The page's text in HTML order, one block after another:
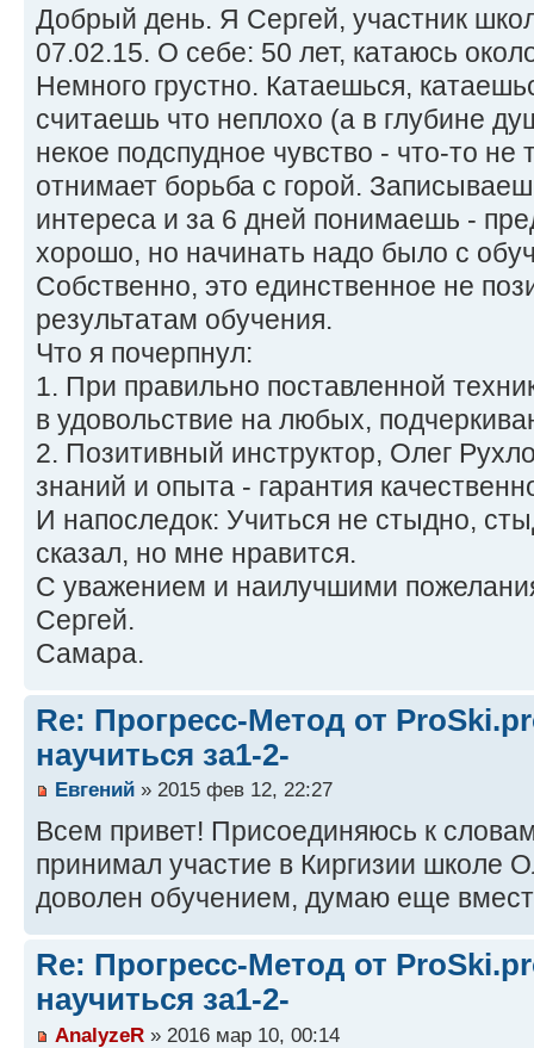
Добрый день. Я Сергей, участник
07.02.15. О себе: 50 лет, катаюсь
Немного грустно. Катаешься,
считаешь что неплохо (а в глубине
некое подспудное чувство - что-то не
отнимает борьба с горой.
интереса и за 6 дней понимаешь -
хорошо, но начинать надо было с
Собственно, это единственное не
результатам обучения.
Что я почерпнул:
1. При правильно поставленной
в удовольствие на любых,
2. Позитивный инструктор, Олег
знаний и опыта - гарантия
И напоследок: Учиться не стыдно,
сказал, но мне нравится.
С уважением и наилучшими
Сергей.
Самара.
Re: Прогресс-Метод от
научиться за1-2-
Евгений » 2015 фев 12, 22:27
Всем привет! Присоединяюсь к
принимал участие в Киргизии школе
доволен обучением, думаю еще
Re: Прогресс-Метод от
научиться за1-2-
AnalyzeR » 2016 мар 10, 00:14